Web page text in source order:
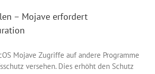
– Mojave erfordert
Mojave Zugriffe auf andere Programme
versehen. Dies erhöht den Schutz